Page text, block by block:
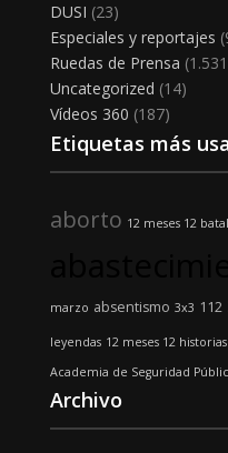
DUSI (23)
Especiales y reportajes
Ruedas de Prensa
Uncategorized (14)
Vídeos 360 (187)
Etiquetas más
aborto 12 meses 12
marzo absentismo 3x3 112
leyendas 12 meses 12 historias
Academia de Seguridad
Archivo